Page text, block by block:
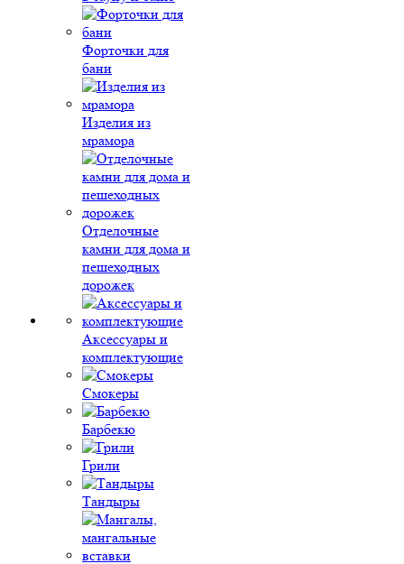
Форточки для
бани
Изделия из
мрамора
Отделочные
камни для дома и
пешеходных
дорожек
Аксессуары и
комплектующие
Смокеры
Барбекю
Грили
Тандыры